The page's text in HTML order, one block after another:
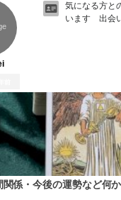
気になる方と
います 出会
係・今後の運勢など何